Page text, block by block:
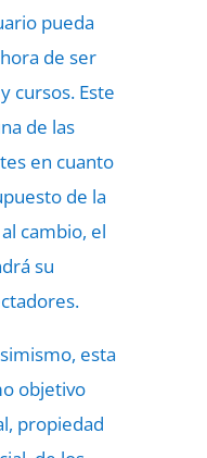
pueda
de ser
cursos. Este
de las
en cuanto
de la
cambio, el
su
esta
objetivo
propiedad